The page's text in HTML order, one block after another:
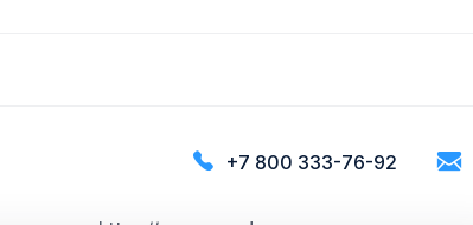
+7 800 333-76-92